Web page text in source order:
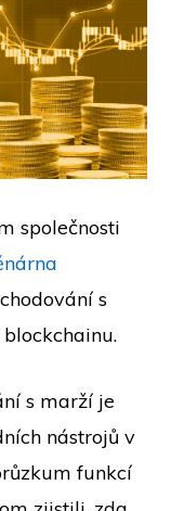
společnosti
s
s marží je
nástrojů v
funkcí